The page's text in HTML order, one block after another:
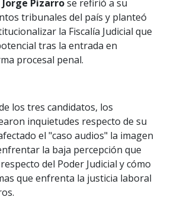
Pizarrose refirió a su
tribunales del país y planteó
la Fiscalía Judicial que
tras la entrada en
procesal penal.
los tres candidatos, los
inquietudes respecto de su
el "caso audios" la imagen
la baja percepción que
del Poder Judicial y cómo
que enfrenta la justicia laboral